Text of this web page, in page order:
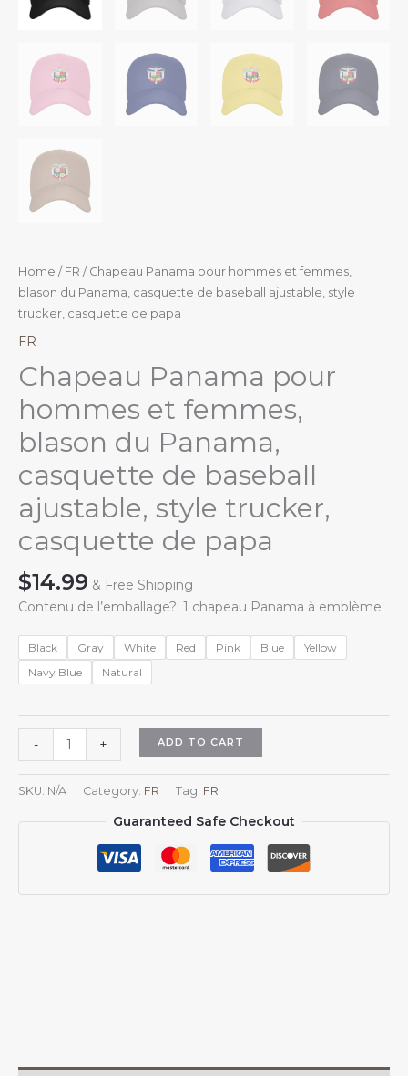
Home / FR / Chapeau Panama pour hommes et femmes,
blason du Panama, casquette de baseball ajustable, style
trucker, casquette de papa
FR
Chapeau Panama pour
hommes et femmes,
blason du Panama,
casquette de baseball
ajustable, style trucker,
casquette de papa
$14.99 & Free Shipping
Contenu de l’emballage?: 1 chapeau Panama à emblème
Black Gray White Red Pink Blue
Yellow
Navy Blue
Natural
-
Chapeau
Panama
pour
hommes
et
+ ADD TO CART
SKU: N/A Category: FR Tag: FR
Guaranteed Safe Checkout